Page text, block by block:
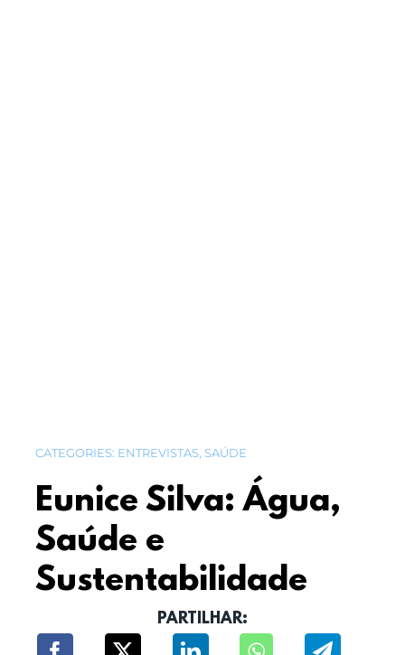
CATEGORIES: ENTREVISTAS, SAÚDE
Eunice Silva: Água,
Saúde e
Sustentabilidade
PARTILHAR: